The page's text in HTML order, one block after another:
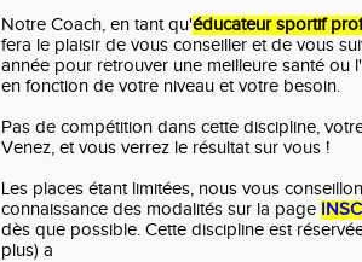
Notre Coach, en tant qu'éducateur sportif
fera le plaisir de vous conseiller et de vous
année pour retrouver une meilleure santé ou
en fonction de votre niveau et votre besoin.
Pas de compétition dans cette discipline,
Venez, et vous verrez le résultat sur vous !
Les places étant limitées, nous vous
connaissance des modalités sur la page
dès que possible. Cette discipline est
plus) a